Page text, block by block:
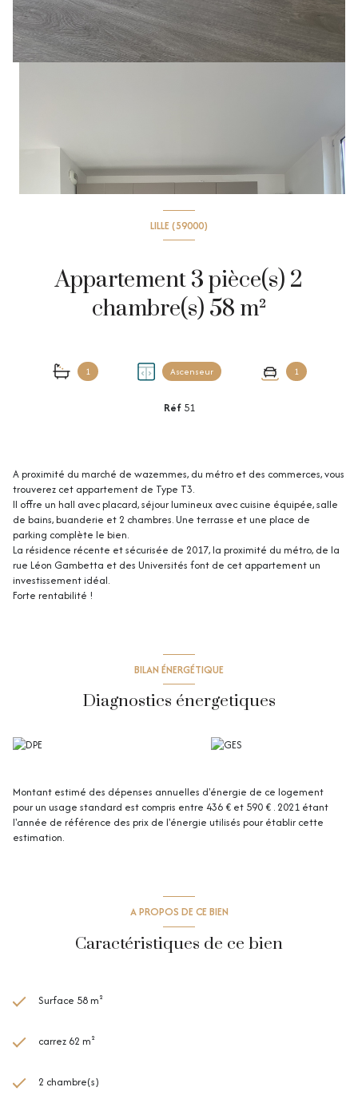
+11
LILLE (59000)
Appartement 3 pièce(s) 2
chambre(s) 58 m²
1 Ascenseur 1
Réf 51
A proximité du marché de wazemmes, du métro et des commerces, vous
trouverez cet appartement de Type T3.
Il offre un hall avec placard, séjour lumineux avec cuisine équipée, salle
de bains, buanderie et 2 chambres. Une terrasse et une place de
parking complète le bien.
La résidence récente et sécurisée de 2017, la proximité du métro, de la
rue Léon Gambetta et des Universités font de cet appartement un
investissement idéal.
Forte rentabilité !
BILAN ÉNERGÉTIQUE
Diagnostics énergetiques
Montant estimé des dépenses annuelles d'énergie de ce logement
pour un usage standard est compris entre 436 € et 590 € . 2021 étant
l'année de référence des prix de l'énergie utilisés pour établir cette
estimation.
A PROPOS DE CE BIEN
Caractéristiques de ce bien
Surface 58 m²
carrez 62 m²
2 chambre(s)